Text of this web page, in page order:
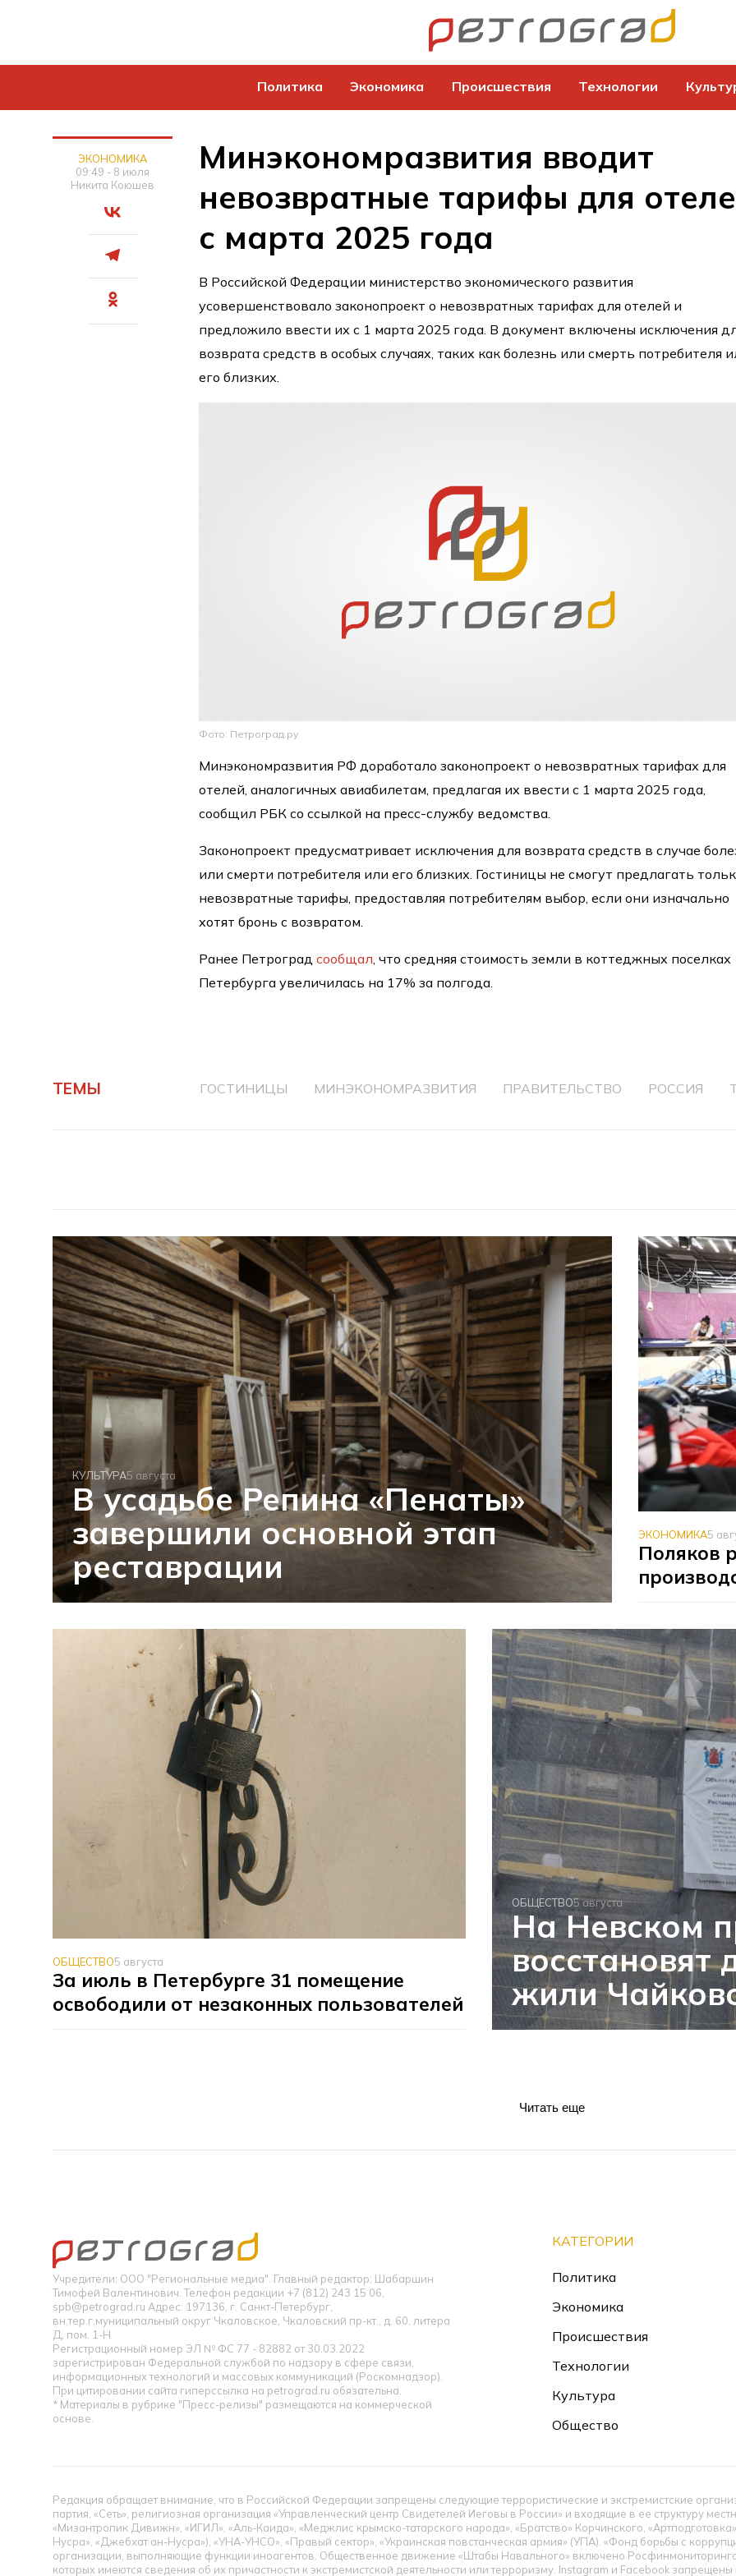
Политика Экономика Происшествия Технологии
ЭКОНОМИКА
09:49 - 8 июля
Никита Коюшев
Минэкономразвития вводит
невозвратные тарифы для
с марта 2025 года
В Российской Федерации министерство экономического развития
усовершенствовало законопроект о невозвратных тарифах для отелей и
предложило ввести их с 1 марта 2025 года. В документ включены исключения
возврата средств в особых случаях, таких как болезнь или смерть потребителя
его близких.
Фото: Петроград.ру
Минэкономразвития РФ доработало законопроект о невозвратных тарифах для
отелей, аналогичных авиабилетам, предлагая их ввести с 1 марта 2025 года,
сообщил РБК со ссылкой на пресс-службу ведомства.
Законопроект предусматривает исключения для возврата средств в случае
или смерти потребителя или его близких. Гостиницы не смогут предлагать
невозвратные тарифы, предоставляя потребителям выбор, если они изначально
хотят бронь с возвратом.
Ранее Петроградсообщал , что средняя стоимость земли в коттеджных поселках
Петербурга увеличилась на 17% за полгода.
ТЕМЫ ГОСТИНИЦЫ МИНЭКОНОМРАЗВИТИЯ ПРАВИТЕЛЬСТВО РОССИЯ
КУЛЬТУРА5 августа
В усадьбе Репина «Пенаты»
завершили основной этап
реставрации
ЭКОНОМИКА5
Поляков
ОБЩЕСТВО5 августа
За июль в Петербурге 31 помещение
освободили от незаконных пользователей
ОБЩЕСТВО5 августа
На Невском
восстановят
жили
Читать еще
Учредители: ООО "Региональные медиа". Главный редактор: Шабаршин
Тимофей Валентинович. Телефон редакции +7 (812) 243 15 06,
spb@petrograd.ru Адрес: 197136, г. Санкт-Петербург,
вн.тер.г.муниципальный округ Чкаловское, Чкаловский пр-кт., д. 60, литера
Д, пом. 1-Н
Регистрационный номер ЭЛ № ФС 77 - 82882 от 30.03.2022
зарегистрирован Федеральной службой по надзору в сфере связи,
информационных технологий и массовых коммуникаций (Роскомнадзор).
При цитировании сайта гиперссылка на petrograd.ru обязательна.
* Материалы в рубрике "Пресс-релизы" размещаются на коммерческой
основе.
КАТЕГОРИИ
Политика
Экономика
Происшествия
Технологии
Культура
Общество
Редакция обращает внимание, что в Российской Федерации запрещены следующие террористические и экстремистские
партия, «Сеть», религиозная организация «Управленческий центр Свидетелей Иеговы в России» и входящие в ее структуру
«Мизантропик Дивижн», «ИГИЛ», «Аль-Каида», «Меджлис крымско-татарского народа», «Братство» Корчинского,
Нусра», «Джебхат ан-Нусра»), «УНА-УНСО», «Правый сектор», «Украинская повстанческая армия» (УПА). «Фонд борьбы с
организации, выполняющие функции иноагентов. Общественное движение «Штабы Навального» включено
которых имеются сведения об их причастности к экстремистской деятельности или терроризму. Instagram и Facebook